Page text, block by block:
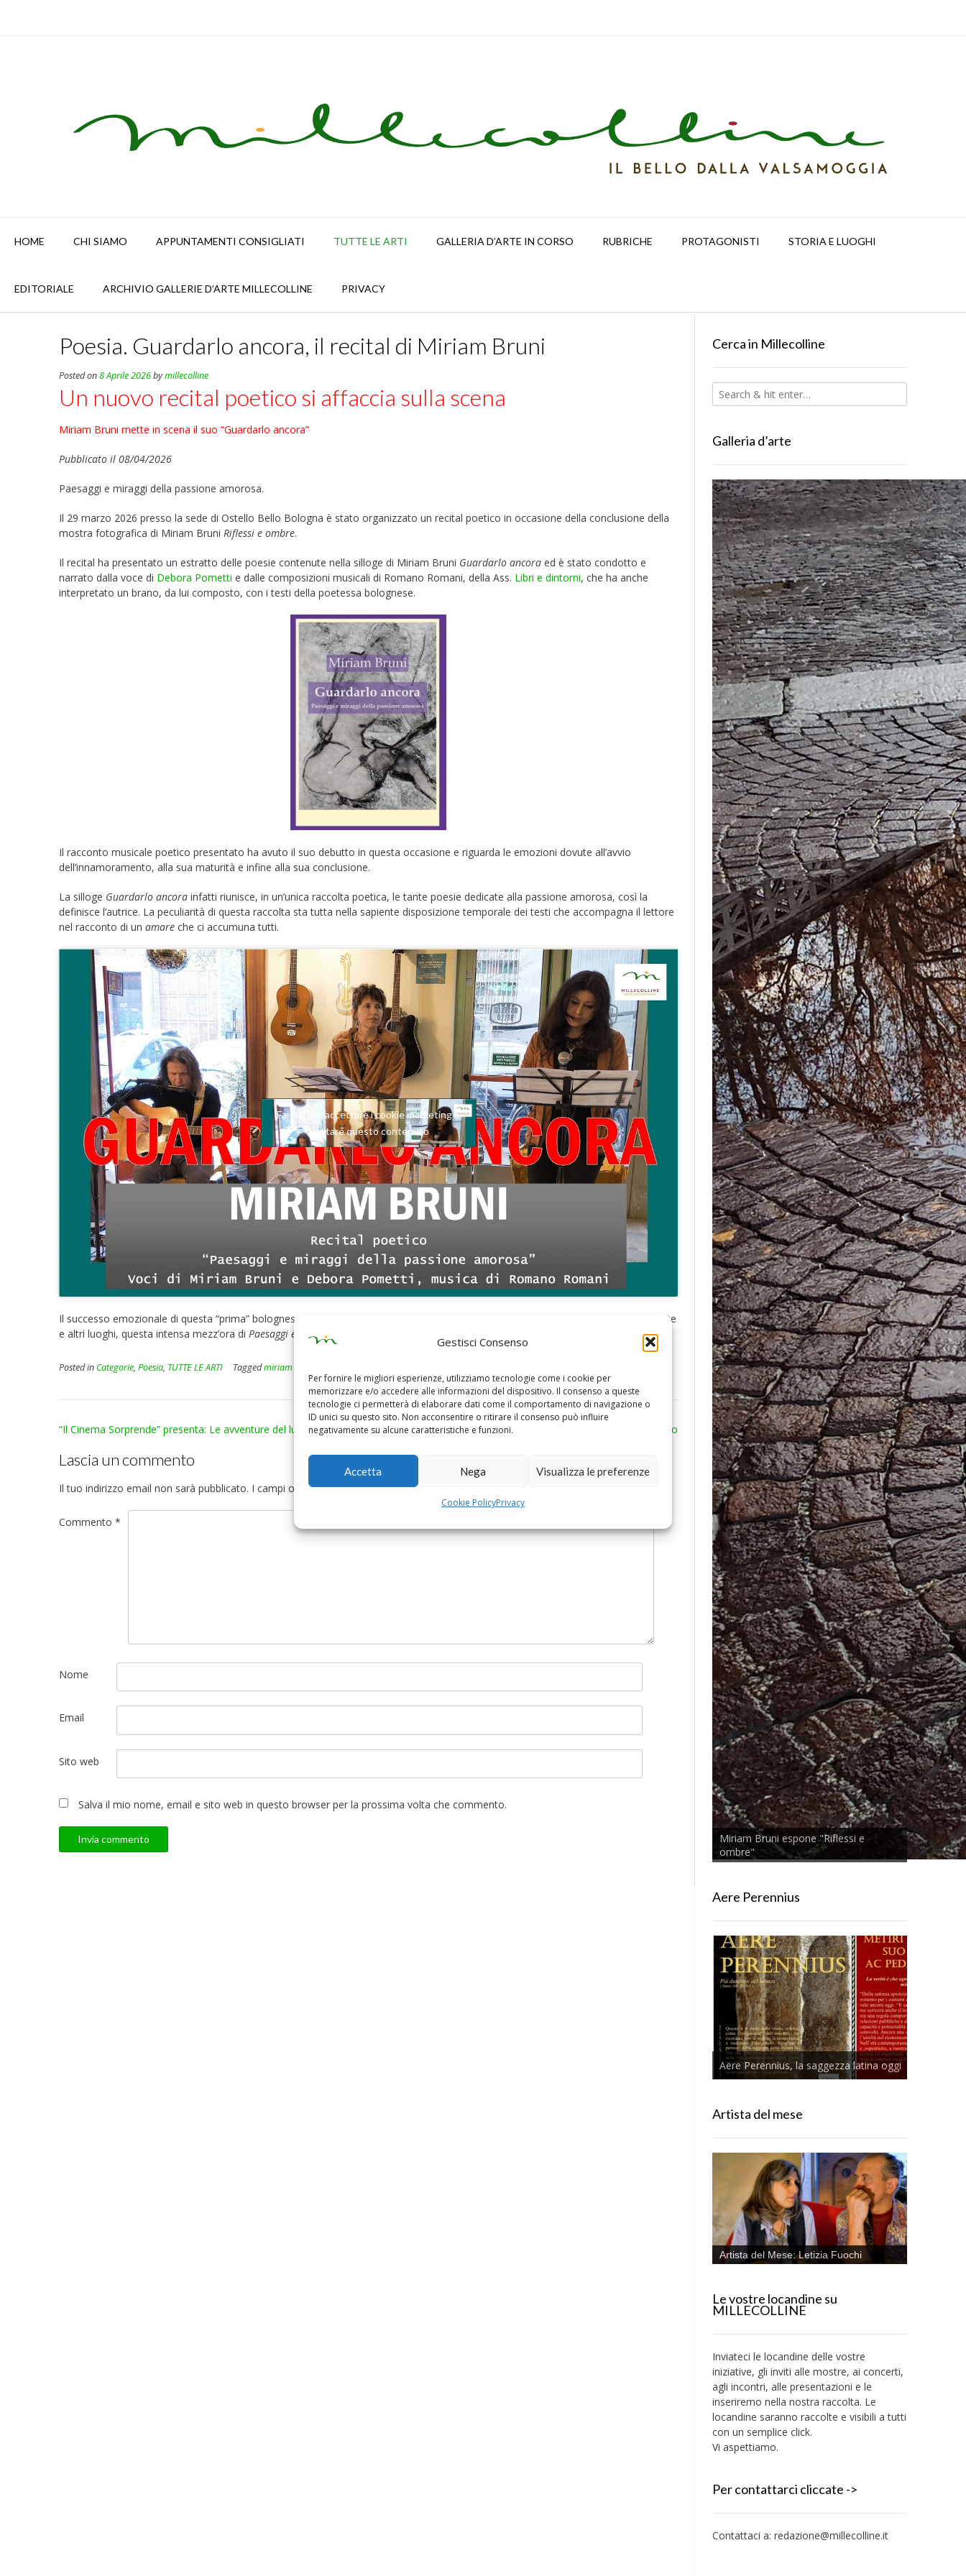
Gestisci Consenso
Per fornire le migliori esperienze, utilizziamo tecnologie come i cookie per
memorizzare e/o accedere alle informazioni del dispositivo. Il consenso a queste
tecnologie ci permetterà di elaborare dati come il comportamento di navigazione o
ID unici su questo sito. Non acconsentire o ritirare il consenso può influire
negativamente su alcune caratteristiche e funzioni.
Accetta Nega Visualizza le preferenze
Cookie PolicyPrivacy
HOME CHI SIAMO APPUNTAMENTI CONSIGLIATI TUTTE LE ARTI GALLERIA D’ARTE IN CORSO RUBRICHE PROTAGONISTI STORIA E LUOGHI
EDITORIALE ARCHIVIO GALLERIE D’ARTE MILLECOLLINE PRIVACY
Poesia. Guardarlo ancora, il recital di Miriam Bruni
Posted on8 Aprile 2026bymillecolline
Un nuovo recital poetico si affaccia sulla scena
Miriam Bruni mette in scena il suo “Guardarlo ancora”
Pubblicato il 08/04/2026
Paesaggi e miraggi della passione amorosa.
Il 29 marzo 2026 presso la sede di Ostello Bello Bologna è stato organizzato un recital poetico in occasione della conclusione della
mostra fotografica di Miriam Bruni Riflessi e ombre.
Il recital ha presentato un estratto delle poesie contenute nella silloge di Miriam Bruni Guardarlo ancora ed è stato condotto e
narrato dalla voce di Debora Pometti e dalle composizioni musicali di Romano Romani, della Ass. Libri e dintorni, che ha anche
interpretato un brano, da lui composto, con i testi della poetessa bolognese.
Il racconto musicale poetico presentato ha avuto il suo debutto in questa occasione e riguarda le emozioni dovute all’avvio
dell’innamoramento, alla sua maturità e infine alla sua conclusione.
La silloge Guardarlo ancora infatti riunisce, in un’unica raccolta poetica, le tante poesie dedicate alla passione amorosa, così la
definisce l’autrice. La peculiarità di questa raccolta sta tutta nella sapiente disposizione temporale dei testi che accompagna il lettore
nel racconto di un amare che ci accumuna tutti.
Fai clic per accettare i cookie marketing e
abilitare questo contenuto
Il successo emozionale di questa “prima” bolognese ha fatto ben sperare in una serie di ulteriori occasioni per ascoltare, in altre date
e altri luoghi, questa intensa mezz’ora di Paesaggi e miraggi della passione amorosa.
Posted in Categorie, Poesia, TUTTE LE ARTI Taggedmiriam bruni
Post
“Il Cinema Sorprende” presenta: Le avventure del lupo Motobenedizione e gli Amici del Cinquantino in piazza a Bazzano
Lascia un commento
Il tuo indirizzo email non sarà pubblicato. I campi obbligatori sono contrassegnati
Commento *
Nome
Email
Sito web
Salva il mio nome, email e sito web in questo browser per la prossima volta che commento.
Cerca in Millecolline
Galleria d’arte
Miriam Bruni espone "Riflessi e
ombre"
Aere Perennius
Aere Perennius, la saggezza latina oggi
Artista del mese
Artista del Mese: Letizia Fuochi
Le vostre locandine su
MILLECOLLINE
Inviateci le locandine delle vostre
iniziative, gli inviti alle mostre, ai concerti,
agli incontri, alle presentazioni e le
inseriremo nella nostra raccolta. Le
locandine saranno raccolte e visibili a tutti
con un semplice click.
Vi aspettiamo.
Per contattarci cliccate ->
Contattaci a: redazione@millecolline.it